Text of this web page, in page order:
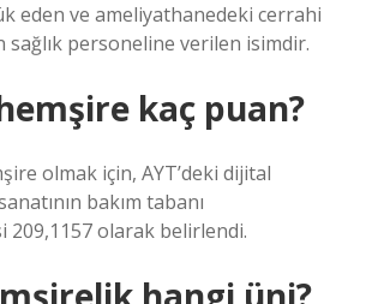
eden ve ameliyathanedeki cerrahi
sağlık personeline verilen isimdir.
kaç puan?
olmak için, AYT’deki dijital
bakım tabanı
209,1157 olarak belirlendi.